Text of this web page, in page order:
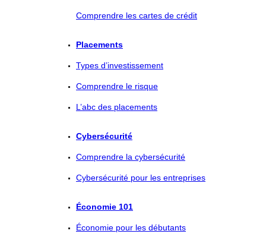
Comprendre les cartes de crédit
Placements
Types d’investissement
Comprendre le risque
L’abc des placements
Cybersécurité
Comprendre la cybersécurité
Cybersécurité pour les entreprises
Économie 101
Économie pour les débutants